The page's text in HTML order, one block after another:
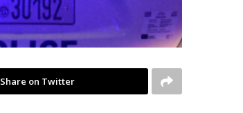
Share on Twitter